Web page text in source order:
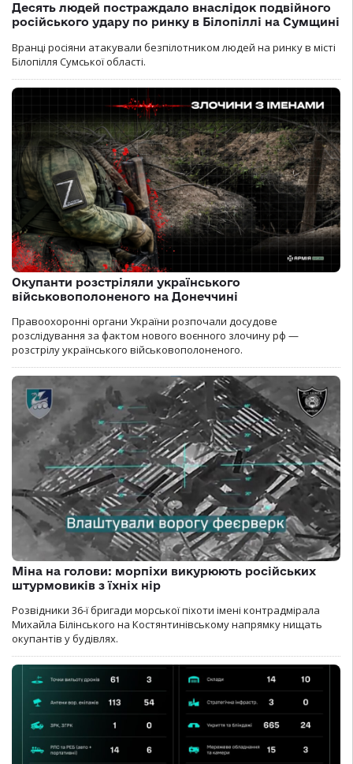
Десять людей постраждало внаслідок подвійного
російського удару по ринку в Білопіллі на Сумщині
Вранці росіяни атакували безпілотником людей на ринку в місті
Білопілля Сумської області.
Окупанти розстріляли українського
військовополоненого на Донеччині
Правоохоронні органи України розпочали досудове
розслідування за фактом нового воєнного злочину рф —
розстрілу українського військовополоненого.
Міна на голови: морпіхи викурюють російських
штурмовиків з їхніх нір
Розвідники 36-ї бригади морської піхоти імені контрадмірала
Михайла Білінського на Костянтинівському напрямку нищать
окупантів у будівлях.